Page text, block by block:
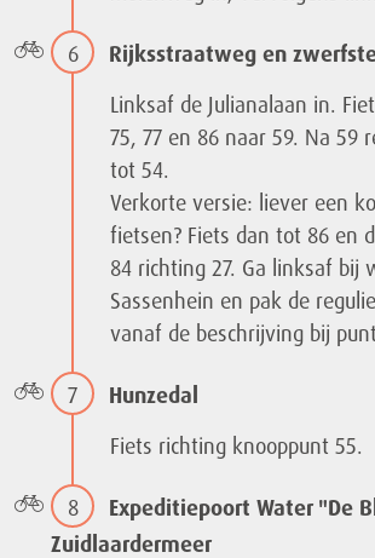
6
Rijksstraatweg en
Linksaf de Julianalaan in.
75, 77 en 86 naar 59. Na 59
tot 54.
Verkorte versie: liever een
fietsen? Fiets dan tot 86 en
84 richting 27. Ga linksaf bij
Sassenhein en pak de
vanaf de beschrijving bij
7
Hunzedal
Fiets richting knooppunt 55.
8
Expeditiepoort Water "De
Zuidlaardermeer